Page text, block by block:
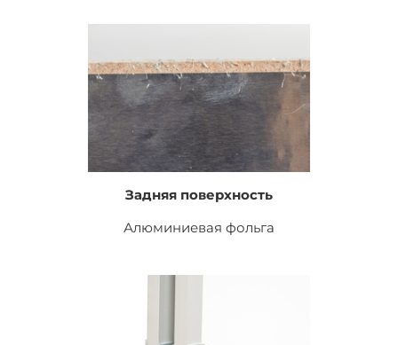
Задняя поверхность
Алюминиевая фольга